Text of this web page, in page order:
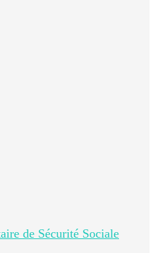
de Sécurité Sociale